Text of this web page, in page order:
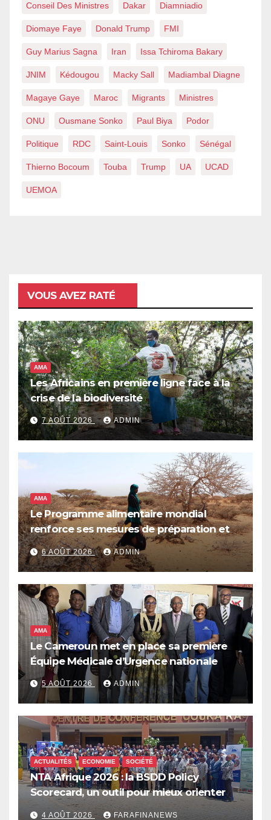
Conseil Des Ministres Dakar Diamniadio
Diomaye Faye Donald Trump FMI
Guy Marius Sagna Iran Issa Tchiroma Bakary
JNIM Kédougou Macky Sall Madiambal Diagne
Magaye Gaye Maroc Migrants Ministres
ONU Ousmane Sonko Paul Biya Podor
Politique RDC Saint-Louis Sonko Sénégal
Thierno Bocoum Touba Trump UA UCAD
UEMOA
VOUS AVEZ RATÉ
AMA
Les Africains en première ligne face à la
crise de la biodiversité
7 AOÛT 2026 ADMIN
AMA
Le Programme alimentaire mondial
renforce ses mesures de préparation et
de réponse face à la menace d’El Niño,
qui pourrait plonger des dizaines de
millions de personnes dans l’insécurité
alimentaire aiguë
6 AOÛT 2026 ADMIN
AMA
Le Cameroun met en place sa première
Équipe Médicale d’Urgence nationale
5 AOÛT 2026 ADMIN
ACTUALITÉS ECONOMIE SOCIÉTÉ
NTA Afrique 2026 : la BSDD Policy
Scorecard, un outil pour mieux orienter
les dépenses publiques
4 AOÛT 2026 FARAFINANEWS